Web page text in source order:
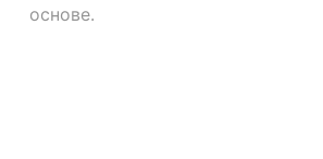
основе.